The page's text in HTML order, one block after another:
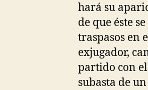
hará su
de que éste
traspasos en
exjugador,
partido con
subasta de